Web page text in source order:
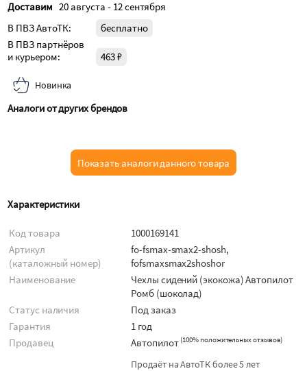
Доставим 20 августа - 12 сентября
В ПВЗ АвтоТК:
бесплатно
В ПВЗ партнёров
и курьером:
463 ₽
Новинка
Аналоги от других брендов
Показать аналоги данного товара
Характеристики
Код товара
1000169141
Артикул
(каталожный номер)
fo-fsmax-smax2-shosh,
fofsmaxsmax2shoshor
Наименование
Чехлы сидений (экокожа) Автопилот
Ромб (шоколад)
Статус наличия
Под заказ
Гарантия
1 год
Продавец
Автопилот (100% положительных отзывов)
Продаёт на АвтоТК более 5 лет